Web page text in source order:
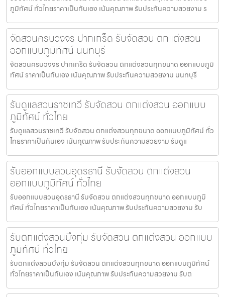
ภูมิทัศน์ ทั่วไทยราคาเป็นกันเอง เน้นคุณภาพ รับประกันความสวยงาม ร
จัดสวนครบวงจร ปากเกร็ด รับจัดสวน ตกแต่งสวน
ออกแบบภูมิทัศน์ นนทบุรี
จัดสวนครบวงจร ปากเกร็ด รับจัดสวน ตกแต่งสวนทุกขนาด ออกแบบภูมิ
ทัศน์ ราคาเป็นกันเอง เน้นคุณภาพ รับประกันความสวยงาม นนทบุรี
รับดูแลสวนราชเทวี รับจัดสวน ตกแต่งสวน ออกแบบ
ภูมิทัศน์ ทั่วไทย
รับดูแลสวนราชเทวี รับจัดสวน ตกแต่งสวนทุกขนาด ออกแบบภูมิทัศน์ ทั่ว
ไทยราคาเป็นกันเอง เน้นคุณภาพ รับประกันความสวยงาม รับดูแ
รับออกแบบสวนอุดรธานี รับจัดสวน ตกแต่งสวน
ออกแบบภูมิทัศน์ ทั่วไทย
รับออกแบบสวนอุดรธานี รับจัดสวน ตกแต่งสวนทุกขนาด ออกแบบภูมิ
ทัศน์ ทั่วไทยราคาเป็นกันเอง เน้นคุณภาพ รับประกันความสวยงาม รับ
รับตกแต่งสวนบึงกุ่ม รับจัดสวน ตกแต่งสวน ออกแบบ
ภูมิทัศน์ ทั่วไทย
รับตกแต่งสวนบึงกุ่ม รับจัดสวน ตกแต่งสวนทุกขนาด ออกแบบภูมิทัศน์
ทั่วไทยราคาเป็นกันเอง เน้นคุณภาพ รับประกันความสวยงาม รับต